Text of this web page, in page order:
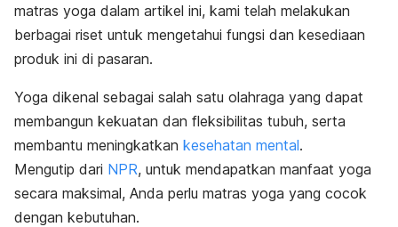
matras yoga dalam artikel ini, kami telah melakukan
berbagai riset untuk mengetahui fungsi dan kesediaan
produk ini di pasaran.
Yoga dikenal sebagai salah satu olahraga yang dapat
membangun kekuatan dan fleksibilitas tubuh, serta
membantu meningkatkan kesehatan mental.
Mengutip dari NPR, untuk mendapatkan manfaat yoga
secara maksimal, Anda perlu matras yoga yang cocok
dengan kebutuhan.